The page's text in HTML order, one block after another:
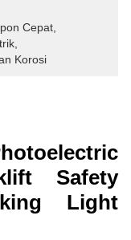
Cepat
Korosi
Safety
Light